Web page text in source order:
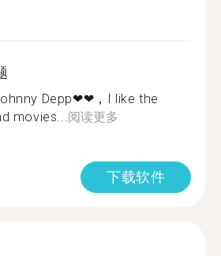
Depp❤❤，I like the
movies...阅读更多
下载软件